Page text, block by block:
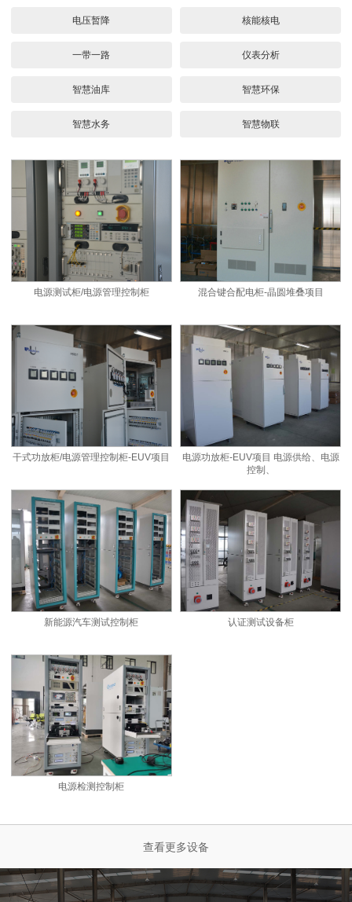
电压暂降 核能核电
一带一路 仪表分析
智慧油库 智慧环保
智慧水务 智慧物联
电源测试柜/电源管理控制柜 混合键合配电柜-晶圆堆叠项目
干式功放柜/电源管理控制柜-EUV项目
电源功放柜-EUV项目 电源供给、电源
控制、
新能源汽车测试控制柜 认证测试设备柜
电源检测控制柜
查看更多设备